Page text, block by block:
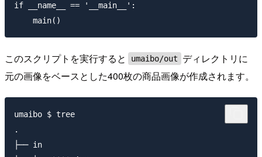
if __name__ == '__main__':
このスクリプトを実行すると umaibo/out
ディレクトリに
元の画像をベースとした400枚の商品画像が作成されます。
umaibo $ tree
.
├── in